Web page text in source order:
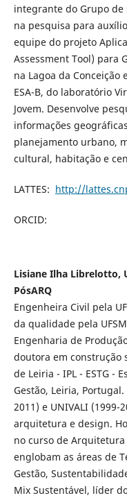
integrante do Grupo de
na pesquisa para
equipe do projeto
Assessment Tool) para
na Lagoa da
ESA-B, do laboratório
Jovem. Desenvolve
informações
planejamento urbano,
cultural, habitação e
LATTES: http://
ORCID:
Lisiane Ilha Librelotto,
PósARQ
Engenheira Civil pela
da qualidade pela
Engenharia de
doutora em construção
de Leiria - IPL - ESTG -
Gestão, Leiria,
2011) e UNIVALI
arquitetura e design.
no curso de
englobam as áreas de
Gestão,
Mix Sustentável, líder